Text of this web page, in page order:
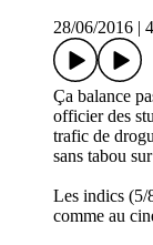
28/06/2016
Ça balance
officier des
trafic de
sans tabou
Les indics (5/
comme au